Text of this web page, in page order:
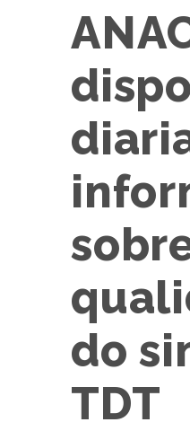
do
TDT